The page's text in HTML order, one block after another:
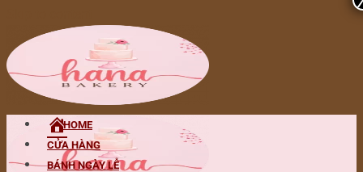
HOME
CỬA HÀNG
BÁNH NGÀY LỄ